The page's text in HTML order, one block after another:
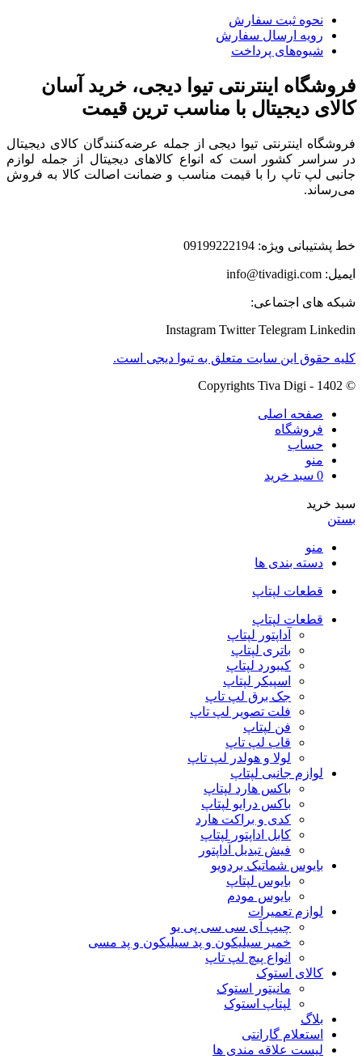
نحوه ثبت سفارش
رویه ارسال سفارش
شیوه‌های پرداخت
فروشگاه اینترنتی تیوا دیجی، خرید آسان
کالای دیجیتال با مناسب ترین قیمت
فروشگاه اینترنتی تیوا دیجی از جمله عرضه‌کنندگان کالای دیجیتال
در سراسر کشور است که انواع کالاهای دیجیتال از جمله لوازم
جانبی لپ تاپ را با قیمت مناسب و ضمانت اصالت کالا به فروش
می‌رساند.
خط پشتیبانی ویژه: 09199222194
ایمیل: info@tivadigi.com
شبکه های اجتماعی:
Instagram Twitter Telegram Linkedin
کلیه حقوق این سایت متعلق به تیوا دیجی است.
© Copyrights Tiva Digi - 1402
صفحه اصلی
فروشگاه
حساب
منو
0 سبد خرید
سبد خرید
بستن
منو
دسته بندی ها
قطعات لپتاپ
قطعات لپتاپ
آداپتور لپتاپ
باتری لپتاپ
کیبورد لپتاپ
اسپیکر لپتاپ
جک برق لپ تاپ
فلت تصویر لپ تاپ
فن لپتاپ
قاب لپ تاپ
لولا و هولدر لپ تاپ
لوازم جانبی لپتاپ
باکس هارد لپتاپ
باکس درایو لپتاپ
کدی و براکت هارد
کابل اداپتور لپتاپ
فیش تبدیل آداپتور
بایوس شماتیک بردویو
بایوس لپتاپ
بایوس مودم
لوازم تعمیرات
چیپ آی سی سی پی یو
خمیر سیلیکون و پد سیلیکون و پد مسی
انواع پیچ لپ تاپ
کالای استوک
مانیتور استوک
لپتاپ استوک
بلاگ
استعلام گارانتی
لیست علاقه مندی ها